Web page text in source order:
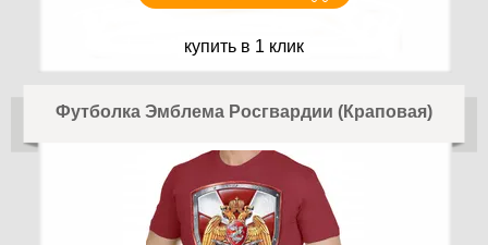
купить в 1 клик
Футболка Эмблема Росгвардии (Краповая)